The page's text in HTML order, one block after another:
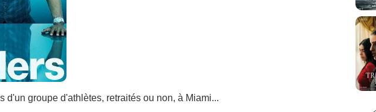
d'un groupe d'athlètes, retraités ou non, à Miami...